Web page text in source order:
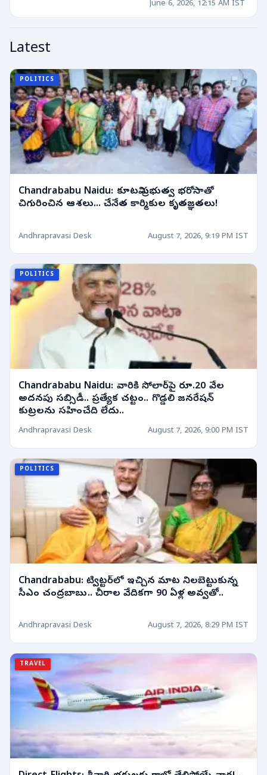
June 6, 2026, 12:15 AM IST
Latest
POLITICS
Chandrababu Naidu: కూటమి ప్రభుత్వ భరోసాతో
చిగురించిన ఆశలు... చేనేత కార్మికుల కృతజ్ఞతలు!
Andhrapravasi Desk August 7, 2026, 9:19 PM IST
POLITICS
Chandrababu Naidu: వారికి సోలార్‌పై రూ.20 వేల
అదనపు సబ్సిడీ.. ప్రత్యేక చట్టం.. గొడ్డలి జనరేషన్
కుట్రలను సహించేది లేదు..
Andhrapravasi Desk August 7, 2026, 9:00 PM IST
POLITICS
Chandrababu: ట్విట్టర్‌లో ఇచ్చిన మాట నిలబెట్టుకున్న
సీఎం చంద్రబాబు.. చీరాల వేదికగా 90 ఏళ్ల అవ్వతో..
Andhrapravasi Desk August 7, 2026, 8:29 PM IST
TRAVEL